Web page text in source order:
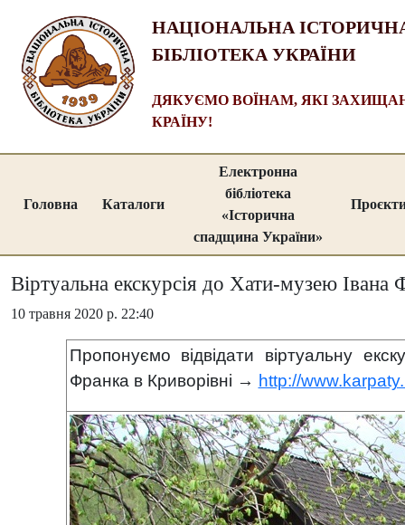
НАЦІОНАЛЬНА
БІБЛІОТЕКА УКРАЇНИ
ДЯКУЄМО ВОЇНАМ, ЯКІ
КРАЇНУ!
Головна Каталоги
Електронна
бібліотека
«Історична
спадщина України»
Віртуальна екскурсія до Хати-музею Івана
10 травня 2020 р. 22:40
Пропонуємо відвідати віртуальну
Франка в Криворівні → http://